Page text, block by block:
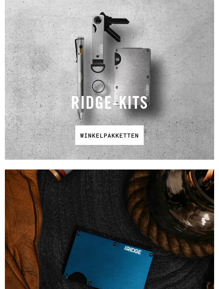
RIDGE-KITS
WINKELPAKKETTEN